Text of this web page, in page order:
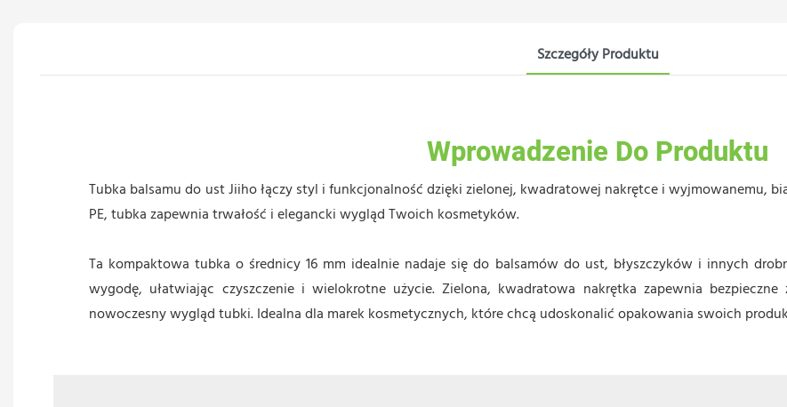
Szczegóły Produktu
Wprowadzenie Do Produktu
Tubka balsamu do ust Jiiho łączy styl i funkcjonalność dzięki zielonej, kwadratowej nakrętce i wyjmowanemu,
PE, tubka zapewnia trwałość i elegancki wygląd Twoich kosmetyków.
Ta kompaktowa tubka o średnicy 16 mm idealnie nadaje się do balsamów do ust, błyszczyków i innych
wygodę, ułatwiając czyszczenie i wielokrotne użycie. Zielona, ​​kwadratowa nakrętka zapewnia
nowoczesny wygląd tubki. Idealna dla marek kosmetycznych, które chcą udoskonalić opakowania swoich